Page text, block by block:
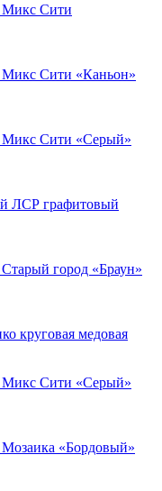
Микс Сити
Микс Сити «Каньон»
Микс Сити «Серый»
ЛСР графитовый
город «Браун»
круговая медовая
Микс Сити «Серый»
«Бордовый»